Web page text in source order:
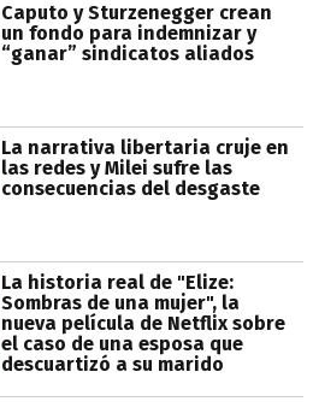
Caputo y Sturzenegger crean
un fondo para indemnizar y
“ganar” sindicatos aliados
La narrativa libertaria cruje en
las redes y Milei sufre las
consecuencias del desgaste
La historia real de "Elize:
Sombras de una mujer", la
nueva película de Netflix sobre
el caso de una esposa que
descuartizó a su marido